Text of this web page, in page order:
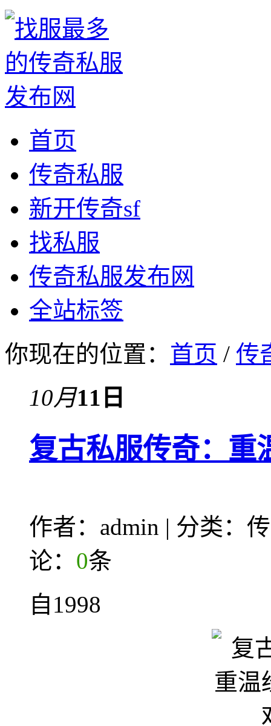
首页
传奇私服
新开传奇sf
找私服
传奇私服发布网
全站标签
你现在的位置： 首页 / 传
10月11日
复古私服传奇：重
作者：admin | 分类：
论： 0条
自1998